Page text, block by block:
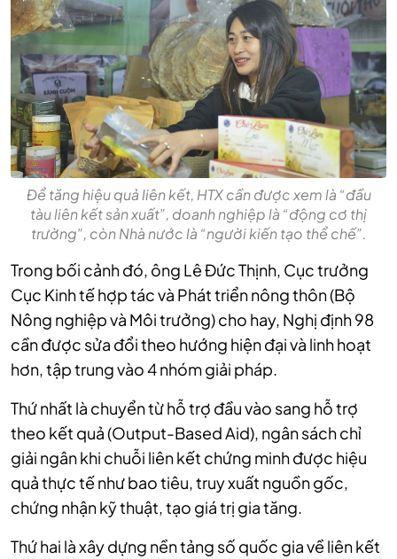
Để tăng hiệu quả liên kết, HTX cần được xem là “đầu
tàu liên kết sản xuất”, doanh nghiệp là “động cơ thị
trường”, còn Nhà nước là “người kiến tạo thể chế”.
Trong bối cảnh đó, ông Lê Đức Thịnh, Cục trưởng
Cục Kinh tế hợp tác và Phát triển nông thôn (Bộ
Nông nghiệp và Môi trưởng) cho hay, Nghị định 98
cần được sửa đổi theo hướng hiện đại và linh hoạt
hơn, tập trung vào 4 nhóm giải pháp.
Thứ nhất là chuyển từ hỗ trợ đầu vào sang hỗ trợ
theo kết quả (Output-Based Aid), ngân sách chỉ
giải ngân khi chuỗi liên kết chứng minh được hiệu
quả thực tế như bao tiêu, truy xuất nguồn gốc,
chứng nhận kỹ thuật, tạo giá trị gia tăng.
Thứ hai là xây dựng nền tảng số quốc gia về liên kết